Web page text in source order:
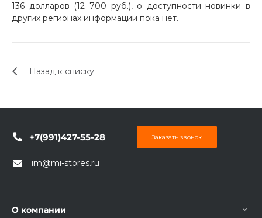
Остались вопросы?
8 800 302-02-51
136 долларов (12 700 руб.), о доступности новинки в
других регионах информации пока нет.
Назад к списку
+7(991)427-55-28 Заказать звонок
im@mi-stores.ru
О компании